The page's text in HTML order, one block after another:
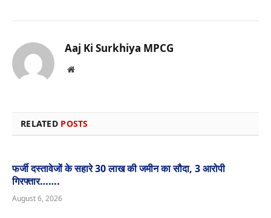
Aaj Ki Surkhiya MPCG
Website
RELATED POSTS
फर्जी दस्तावेजों के सहारे 30 लाख की जमीन का सौदा, 3 आरोपी
गिरफ्तार…….
August 6, 2026